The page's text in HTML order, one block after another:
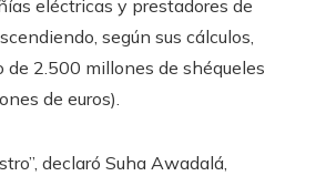
eléctricas y prestadores de
según sus cálculos,
de 2.500 millones de shéqueles
de euros).
declaró Suha Awadalá,